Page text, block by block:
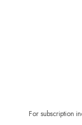
For subscription